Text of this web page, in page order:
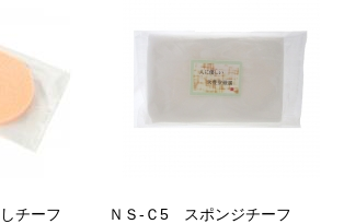
チーフ ＮＳ-Ｃ5 スポンジチーフ